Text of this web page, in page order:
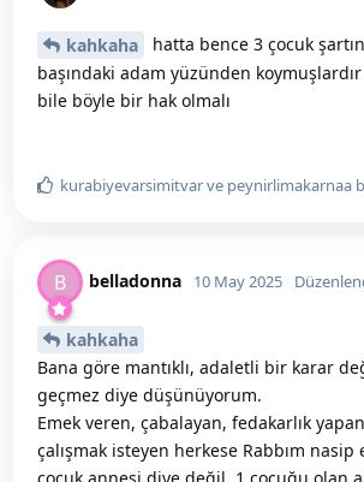
kahkaha
hatta bence 3 çocuk
başındaki adam yüzünden
bile böyle bir hak olmalı
kurabiyevarsimitvarve peynirlimakarnaa
B belladonna 10 May 2025
kahkaha
Bana göre mantıklı, adaletli bir karar
geçmez diye düşünüyorum.
Emek veren, çabalayan, fedakarlık
çalışmak isteyen herkese Rabbım nasip